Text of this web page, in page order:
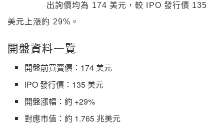
出詢價均為 174 美元，較 IPO 發行價 135
美元上漲約 29%。
開盤資料一覽
開盤前買賣價：174 美元
IPO 發行價：135 美元
開盤漲幅：約 +29%
對應市值：約 1.765 兆美元